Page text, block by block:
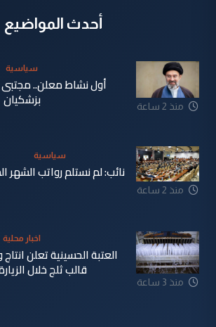
أحدث المواضيع
منذ 2 ساعة
سياسية
أول نشاط معلن..
بزشكيان
منذ 2 ساعة
سياسية
نائب: لم نستلم رواتب الشهر
منذ 3 ساعة
اخبار محلية
قالب ثلج خلال